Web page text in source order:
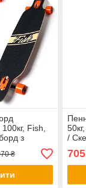
Fish,
з
₴
/
705